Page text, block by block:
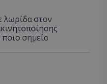
λωρίδα στον
σημείο